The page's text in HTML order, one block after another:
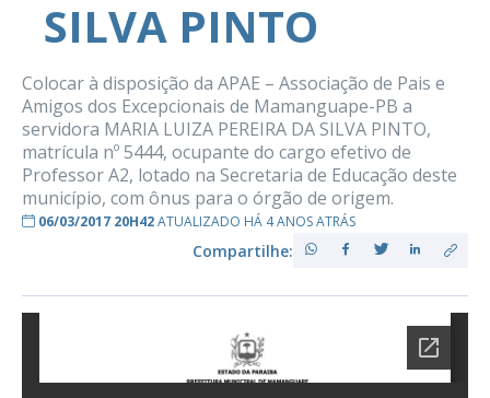
SILVA PINTO
Colocar à disposição da APAE – Associação de Pais e
Amigos dos Excepcionais de Mamanguape-PB a
servidora MARIA LUIZA PEREIRA DA SILVA PINTO,
matrícula nº 5444, ocupante do cargo efetivo de
Professor A2, lotado na Secretaria de Educação deste
município, com ônus para o órgão de origem.
06/03/2017 20H42ATUALIZADO HÁ 4 ANOS ATRÁS
Compartilhe: